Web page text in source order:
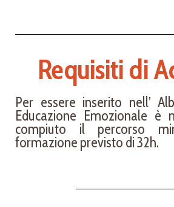
Requisiti di
Per essere inserito nell’
Educazione Emozionale è
compiuto il percorso
formazione previsto di 32h.